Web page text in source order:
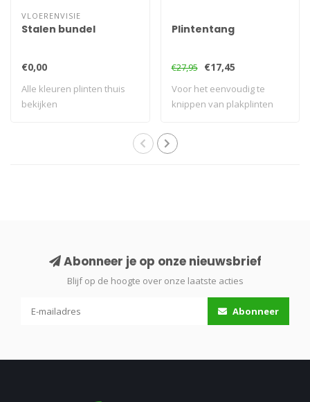
VLOERENVISIE
Stalen bundel
€0,00
Alle kleuren plinten thuis
bekijken
Plintentang
€27,95 €17,45
Voor het eenvoudig te
knippen van plakplinten
Abonneer je op onze nieuwsbrief
Blijf op de hoogte over onze laatste acties
Abonneer